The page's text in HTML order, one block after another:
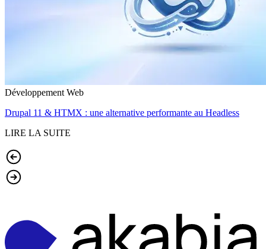
Développement Web
Drupal 11 & HTMX : une alternative performante au Headless
LIRE LA SUITE